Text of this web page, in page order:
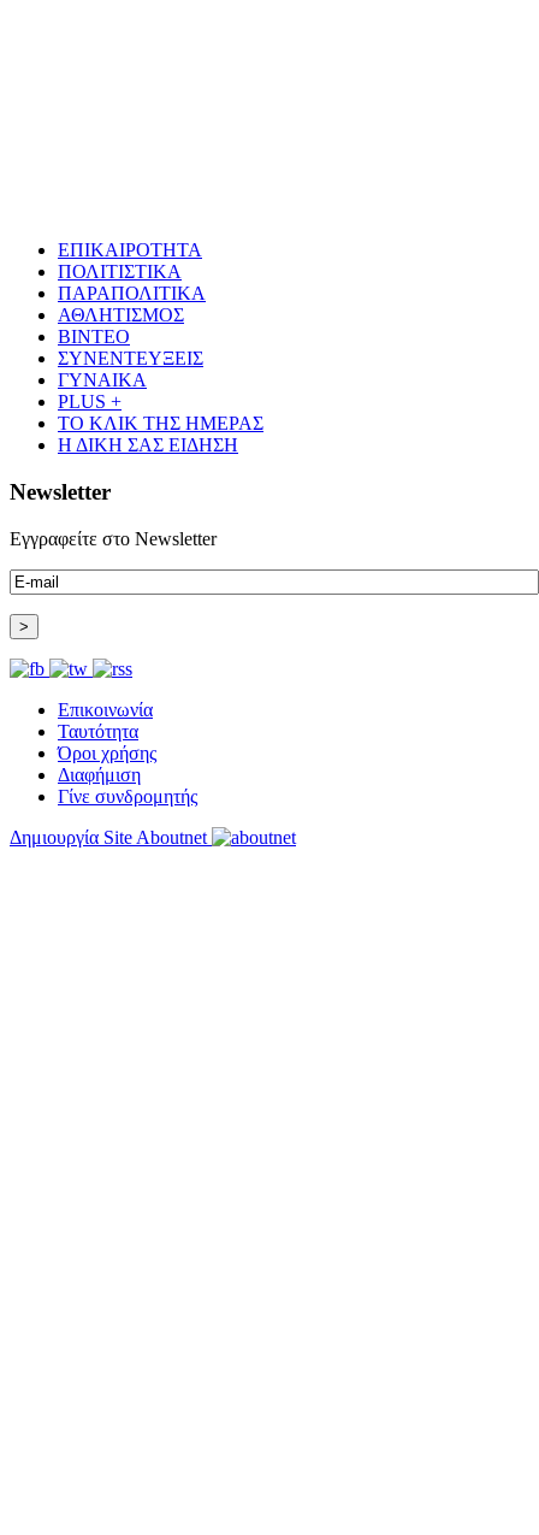
ΕΠΙΚΑΙΡΟΤΗΤΑ
ΠΟΛΙΤΙΣΤΙΚΑ
ΠΑΡΑΠΟΛΙΤΙΚΑ
ΑΘΛΗΤΙΣΜΟΣ
ΒΙΝΤΕΟ
ΣΥΝΕΝΤΕΥΞΕΙΣ
ΓΥΝΑΙΚΑ
PLUS +
ΤΟ ΚΛΙΚ ΤΗΣ ΗΜΕΡΑΣ
Η ΔΙΚΗ ΣΑΣ ΕΙΔΗΣΗ
Newsletter
Εγγραφείτε στο Newsletter
Επικοινωνία
Ταυτότητα
Όροι χρήσης
Διαφήμιση
Γίνε συνδρομητής
Δημιουργία Site Aboutnet